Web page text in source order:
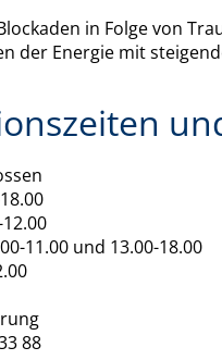
in Folge von
der Energie mit
11.00 und 13.00-18.00
88